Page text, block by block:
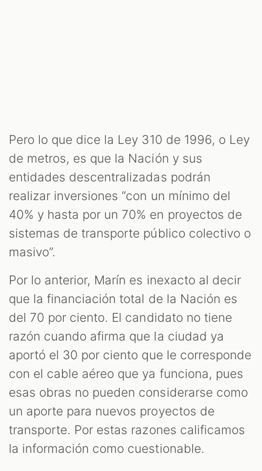
Pero lo que dice la Ley 310 de 1996, o Ley
de metros, es que la Nación y sus
entidades descentralizadas podrán
realizar inversiones “con un mínimo del
40% y hasta por un 70% en proyectos de
sistemas de transporte público colectivo o
masivo”.
Por lo anterior, Marín es inexacto al decir
que la financiación total de la Nación es
del 70 por ciento. El candidato no tiene
razón cuando afirma que la ciudad ya
aportó el 30 por ciento que le corresponde
con el cable aéreo que ya funciona, pues
esas obras no pueden considerarse como
un aporte para nuevos proyectos de
transporte. Por estas razones calificamos
la información como cuestionable.